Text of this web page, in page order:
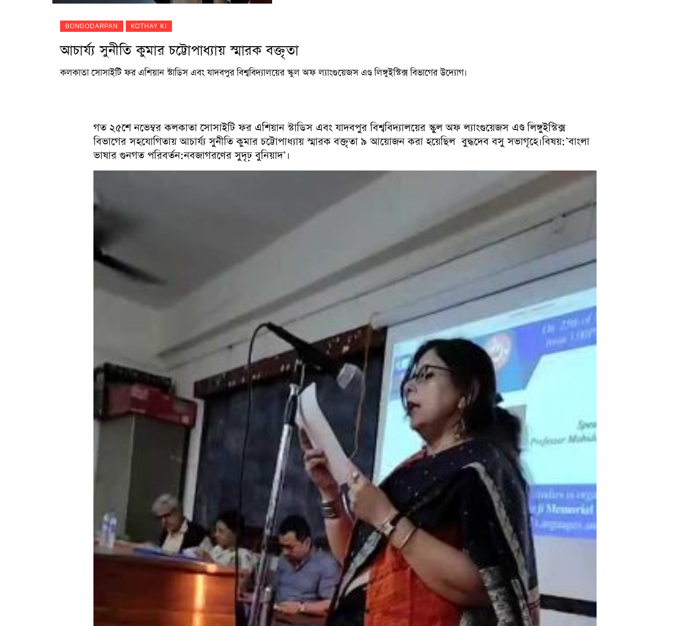
BONGODARPAN KOTHAY KI
আচার্য্য সুনীতি কুমার চট্টোপাধ্যায় স্মারক বক্তৃতা
কলকাতা সোসাইটি ফর এশিয়ান স্টাডিস এবং যাদবপুর বিশ্ববিদ্যালয়ের স্কুল অফ ল্যাংগুয়েজস এণ্ড লিঙ্গুইস্টিক্স বিভাগের উদ্যোগ।
গত ২৫শে নভেম্বর কলকাতা সোসাইটি ফর এশিয়ান স্টাডিস এবং যাদবপুর বিশ্ববিদ্যালয়ের স্কুল অফ ল্যাংগুয়েজস এণ্ড লিঙ্গুইস্টিক্স
বিভাগের সহযোগিতায় আচার্য্য সুনীতি কুমার চট্টোপাধ্যায় স্মারক বক্তৃতা ৯ আয়োজন করা হয়েছিল বুদ্ধদেব বসু সভাগৃহে।বিষয়:’বাংলা
ভাষার গুনগত পরিবর্তন:নবজাগরণের সুদৃঢ় বুনিয়াদ’।